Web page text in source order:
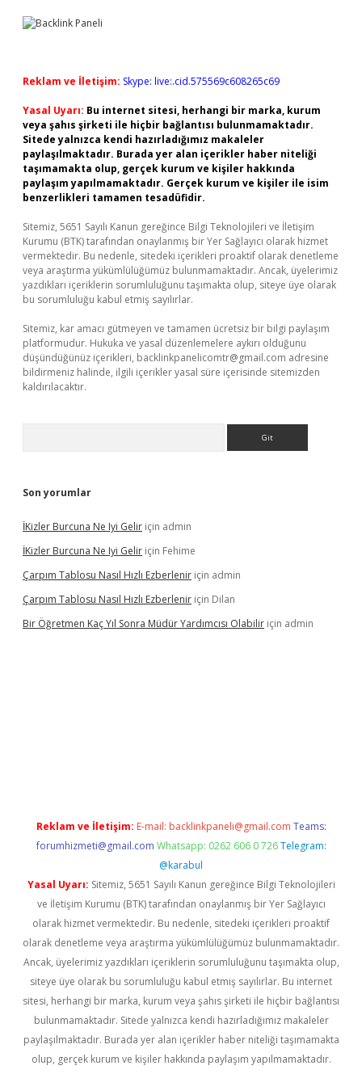
Reklam ve İletişim: Skype: live:.cid.575569c608265c69
Yasal Uyarı: Bu internet sitesi, herhangi bir marka, kurum
veya şahıs şirketi ile hiçbir bağlantısı bulunmamaktadır.
Sitede yalnızca kendi hazırladığımız makaleler
paylaşılmaktadır. Burada yer alan içerikler haber niteliği
taşımamakta olup, gerçek kurum ve kişiler hakkında
paylaşım yapılmamaktadır. Gerçek kurum ve kişiler ile isim
benzerlikleri tamamen tesadüfidir.
Sitemiz, 5651 Sayılı Kanun gereğince Bilgi Teknolojileri ve İletişim
Kurumu (BTK) tarafından onaylanmış bir Yer Sağlayıcı olarak hizmet
vermektedir. Bu nedenle, sitedeki içerikleri proaktif olarak denetleme
veya araştırma yükümlülüğümüz bulunmamaktadır. Ancak, üyelerimiz
yazdıkları içeriklerin sorumluluğunu taşımakta olup, siteye üye olarak
bu sorumluluğu kabul etmiş sayılırlar.
Sitemiz, kar amacı gütmeyen ve tamamen ücretsiz bir bilgi paylaşım
platformudur. Hukuka ve yasal düzenlemelere aykırı olduğunu
düşündüğünüz içerikleri, backlinkpanelicomtr@gmail.com adresine
bildirmeniz halinde, ilgili içerikler yasal süre içerisinde sitemizden
kaldırılacaktır.
Son yorumlar
İKizler Burcuna Ne Iyi Gelir için admin
İKizler Burcuna Ne Iyi Gelir için Fehime
Çarpım Tablosu Nasıl Hızlı Ezberlenir için admin
Çarpım Tablosu Nasıl Hızlı Ezberlenir için Dilan
Bir Öğretmen Kaç Yıl Sonra Müdür Yardımcısı Olabilir için admin
Reklam ve İletişim: E-mail: backlinkpaneli@gmail.com Teams:
forumhizmeti@gmail.com Whatsapp: 0262 606 0 726 Telegram:
@karabul
Yasal Uyarı: Sitemiz, 5651 Sayılı Kanun gereğince Bilgi Teknolojileri
ve İletişim Kurumu (BTK) tarafından onaylanmış bir Yer Sağlayıcı
olarak hizmet vermektedir. Bu nedenle, sitedeki içerikleri proaktif
olarak denetleme veya araştırma yükümlülüğümüz bulunmamaktadır.
Ancak, üyelerimiz yazdıkları içeriklerin sorumluluğunu taşımakta olup,
siteye üye olarak bu sorumluluğu kabul etmiş sayılırlar. Bu internet
sitesi, herhangi bir marka, kurum veya şahıs şirketi ile hiçbir bağlantısı
bulunmamaktadır. Sitede yalnızca kendi hazırladığımız makaleler
paylaşılmaktadır. Burada yer alan içerikler haber niteliği taşımamakta
olup, gerçek kurum ve kişiler hakkında paylaşım yapılmamaktadır.